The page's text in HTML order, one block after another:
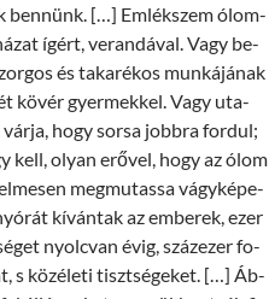
ben­nünk. […] Em­lék­szem ólom­
ígért, ve­ran­dá­val. Vagy be­
és ta­ka­ré­kos mun­ká­já­nak
kö­vér gyer­mek­kel. Vagy uta­
hogy sor­sa jobb­ra for­dul;
kell, olyan erő­vel, hogy az ólom
meg­mu­tas­sa vágy­ké­pe­
kí­ván­tak az em­be­rek, ezer
nyolc­van évig, száz­ezer fo­
s köz­éle­ti tiszt­sé­ge­ket. […] Áb­